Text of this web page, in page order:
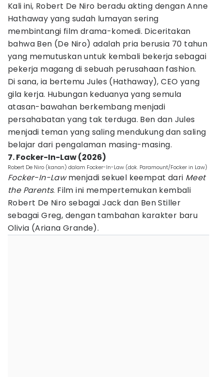
Kali ini, Robert De Niro beradu akting dengan Anne
Hathaway yang sudah lumayan sering
membintangi film drama-komedi. Diceritakan
bahwa Ben (De Niro) adalah pria berusia 70 tahun
yang memutuskan untuk kembali bekerja sebagai
pekerja magang di sebuah perusahaan fashion.
Di sana, ia bertemu Jules (Hathaway), CEO yang
gila kerja. Hubungan keduanya yang semula
atasan-bawahan berkembang menjadi
persahabatan yang tak terduga. Ben dan Jules
menjadi teman yang saling mendukung dan saling
belajar dari pengalaman masing-masing.
7. Focker-In-Law (2026)
Robert De Niro (kanan) dalam Focker-In-Law (dok. Paramount/Focker in Law)
Focker-In-Lawmenjadi sekuel keempat dari Meet
the Parents. Film ini mempertemukan kembali
Robert De Niro sebagai Jack dan Ben Stiller
sebagai Greg, dengan tambahan karakter baru
Olivia (Ariana Grande).